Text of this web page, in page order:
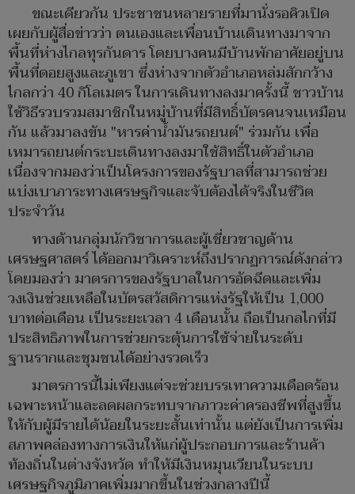
ขณะเดียวกัน ประชาชนหลายรายที่มานั่งรอคิวเปิด
เผยกับผู้สื่อข่าวว่า ตนเองและเพื่อนบ้านเดินทางมาจาก
พื้นที่ห่างไกลทุรกันดาร โดยบางคนมีบ้านพักอาศัยอยู่บน
พื้นที่ดอยสูงและภูเขา ซึ่งห่างจากตัวอำเภอหล่มสักกว้าง
ไกลกว่า 40 กิโลเมตร ในการเดินทางลงมาครั้งนี้ ชาวบ้าน
ใช้วิธีรวบรวมสมาชิกในหมู่บ้านที่มีสิทธิ์บัตรคนจนเหมือน
กัน แล้วมาลงขัน "หารค่าน้ำมันรถยนต์" ร่วมกัน เพื่อ
เหมารถยนต์กระบะเดินทางลงมาใช้สิทธิ์ในตัวอำเภอ
เนื่องจากมองว่าเป็นโครงการของรัฐบาลที่สามารถช่วย
แบ่งเบาภาระทางเศรษฐกิจและจับต้องได้จริงในชีวิต
ประจำวัน
ทางด้านกลุ่มนักวิชาการและผู้เชี่ยวชาญด้าน
เศรษฐศาสตร์ ได้ออกมาวิเคราะห์ถึงปรากฏการณ์ดังกล่าว
โดยมองว่า มาตรการของรัฐบาลในการอัดฉีดและเพิ่ม
วงเงินช่วยเหลือในบัตรสวัสดิการแห่งรัฐให้เป็น 1,000
บาทต่อเดือน เป็นระยะเวลา 4 เดือนนั้น ถือเป็นกลไกที่มี
ประสิทธิภาพในการช่วยกระตุ้นการใช้จ่ายในระดับ
ฐานรากและชุมชนได้อย่างรวดเร็ว
มาตรการนี้ไม่เพียงแต่จะช่วยบรรเทาความเดือดร้อน
เฉพาะหน้าและลดผลกระทบจากภาวะค่าครองชีพที่สูงขึ้น
ให้กับผู้มีรายได้น้อยในระยะสั้นเท่านั้น แต่ยังเป็นการเพิ่ม
สภาพคล่องทางการเงินให้แก่ผู้ประกอบการและร้านค้า
ท้องถิ่นในต่างจังหวัด ทำให้มีเงินหมุนเวียนในระบบ
เศรษฐกิจภูมิภาคเพิ่มมากขึ้นในช่วงกลางปีนี้